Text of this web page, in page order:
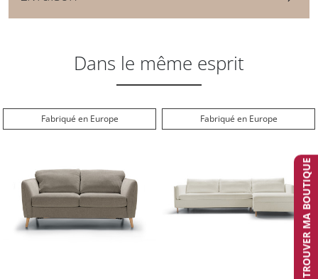
Dans le même esprit
Fabriqué en Europe Fabriqué en Europe
TROUVER MA BOUTIQUE